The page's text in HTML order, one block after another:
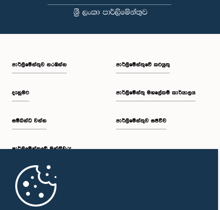
පාර්ලි‌මේන්තුව නරඹන්න
දැනුමට
සම්බන්ධ වන්න
පාර්ලි‌මේන්තුවේ මන්ත්‍රීවරු
මුල් පිටුව
පාර්ලිමේන්තුවේ කටයුතු
පාර්ලිමේන්තු මහලේකම් කාර්යාලය
පාර්ලිමේන්තුව සජීවීව